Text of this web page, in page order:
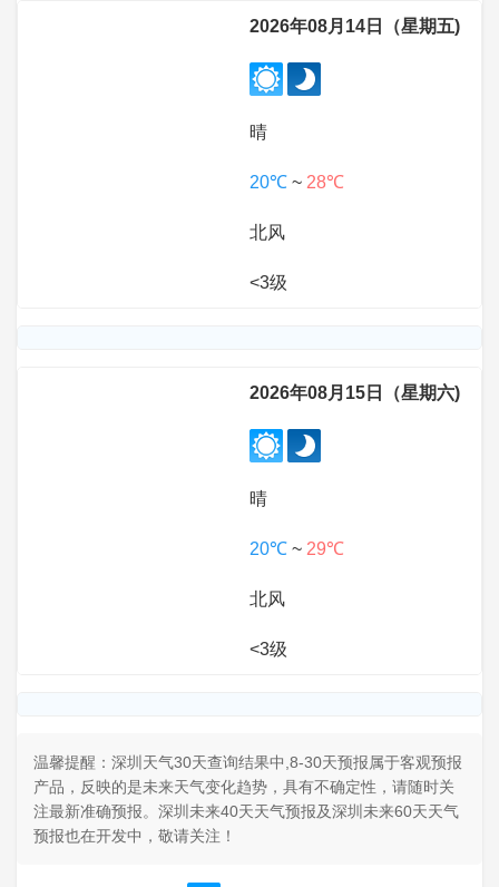
2026年08月14日（星期五)
晴
20℃ ~ 28℃
北风
<3级
2026年08月15日（星期六)
晴
20℃ ~ 29℃
北风
<3级
温馨提醒：深圳天气30天查询结果中,8-30天预报属于客观预报
产品，反映的是未来天气变化趋势，具有不确定性，请随时关
注最新准确预报。深圳未来40天天气预报及深圳未来60天天气
预报也在开发中，敬请关注！